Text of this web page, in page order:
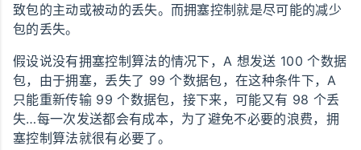
致包的主动或被动的丢失。而拥塞控制就是尽可能的减少
包的丢失。
假设说没有拥塞控制算法的情况下，A 想发送 100 个数据
包，由于拥塞，丢失了 99 个数据包，在这种条件下，A
只能重新传输 99 个数据包，接下来，可能又有 98 个丢
失…每一次发送都会有成本，为了避免不必要的浪费，拥
塞控制算法就很有必要了。